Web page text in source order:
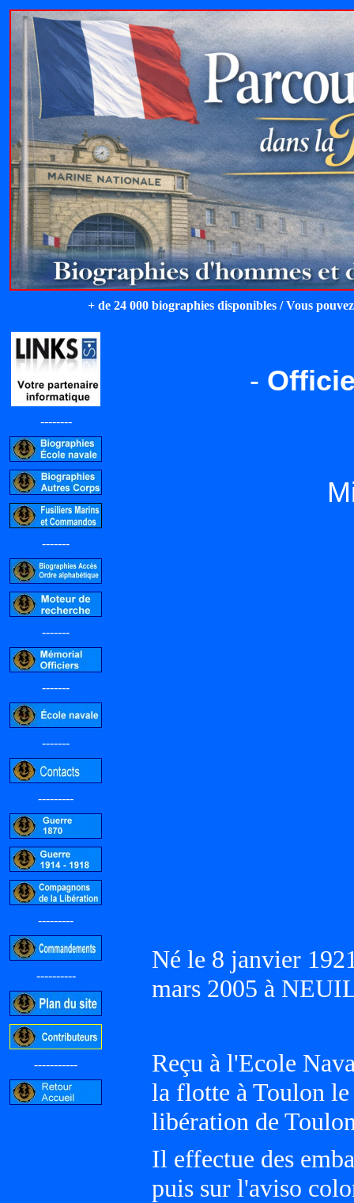
+ de 24 000 biographies disponibles / Vous
--------
-------
-------
-------
-------
---------
---------
----------
-----------
-
Né le 8 janvier
mars 2005 à
Reçu à l'Ecole
la flotte à Toulon
libération de
Il effectue des
puis sur l'aviso